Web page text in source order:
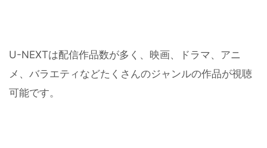
U-NEXTは配信作品数が多く、映画、ドラマ、アニ
メ、バラエティなどたくさんのジャンルの作品が視聴
可能です。